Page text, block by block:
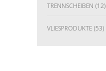
TRENNSCHEIBEN (12)
VLIESPRODUKTE (53)